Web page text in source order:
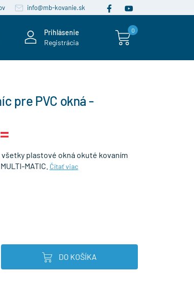
info@mb-kovanie.sk
Prihlásenie
Registrácia
0
pre PVC okná -
plastové okná okuté kovaním
MATIC. Čítať viac
DO KOŠÍKA